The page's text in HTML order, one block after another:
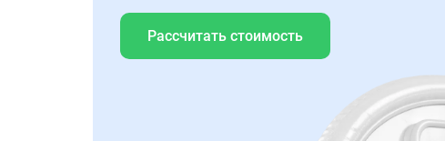
Рассчитать стоимость